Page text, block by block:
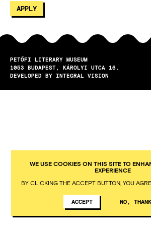
PETŐFI LITERARY MUSEUM
1053
BUDAPEST
KÁROLYI UTCA 16.
DEVELOPED BY INTEGRAL VISION
WE USE COOKIES ON THIS SITE TO
EXPERIENCE
BY CLICKING THE ACCEPT BUTTON, YOU
ACCEPT NO,